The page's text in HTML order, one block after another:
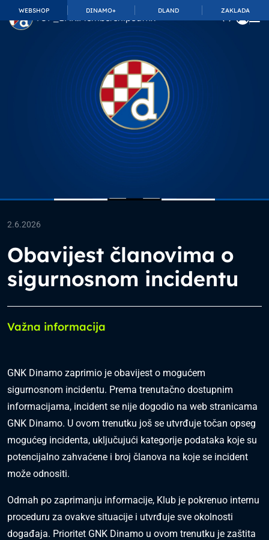
WEBSHOP DINAMO+ DLAND ZAKLADA
TOP_BAR.MembershipSuffix
2.6.2026
Obavijest članovima o
sigurnosnom incidentu
Važna informacija
GNK Dinamo zaprimio je obavijest o mogućem
sigurnosnom incidentu. Prema trenutačno dostupnim
informacijama, incident se nije dogodio na web stranicama
GNK Dinamo. U ovom trenutku još se utvrđuje točan opseg
mogućeg incidenta, uključujući kategorije podataka koje su
potencijalno zahvaćene i broj članova na koje se incident
može odnositi.
Odmah po zaprimanju informacije, Klub je pokrenuo internu
proceduru za ovakve situacije i utvrđuje sve okolnosti
događaja. Prioritet GNK Dinamo u ovom trenutku je zaštita